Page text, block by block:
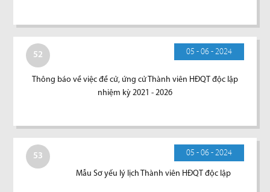
52 05 - 06 - 2024
Thông báo về việc đề cử, ứng cử Thành viên HĐQT độc lập
nhiệm kỳ 2021 - 2026
53 05 - 06 - 2024
Mẫu Sơ yếu lý lịch Thành viên HĐQT độc lập